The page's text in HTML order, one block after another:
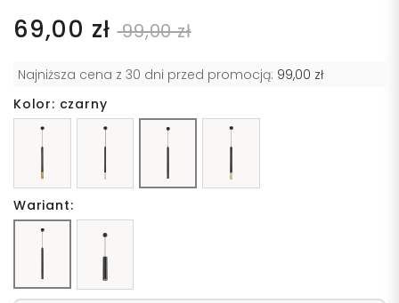
69,00 zł 99,00 zł
Najniższa cena z 30 dni przed promocją: 99,00 zł
Kolor: czarny
Wariant: